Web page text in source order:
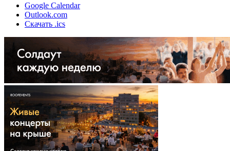
Google Calendar
Outlook.com
Скачать .ics